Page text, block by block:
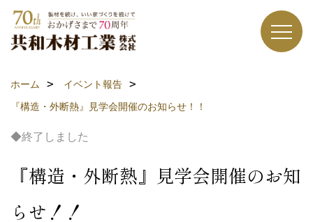
ホーム
イベント報告
『構造・外断熱』見学会開催のお知らせ！！
◆終了しました
『構造・外断熱』見学会開催のお知
らせ！！